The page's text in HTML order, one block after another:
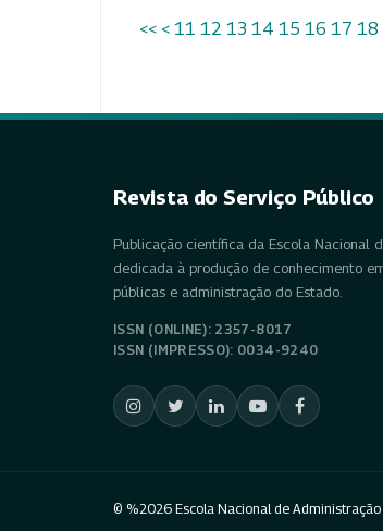
<< < 11 12 13 14 15 16 17 18
Revista do Serviço Público
Publicação científica da Escola Nacional
dedicada à produção de conhecimento
públicas e administração do Estado.
ISSN (ONLINE): 2357-8017
ISSN (IMPRESSO): 0034-9240
© %2026 Escola Nacional de